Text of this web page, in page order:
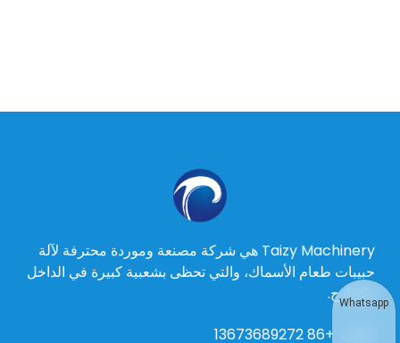
Taizy Machinery هي شركة مصنعة وموردة محترفة لآلة
حبيبات طعام الأسماك، والتي تحظى بشعبية كبيرة في الداخل
والخارج.
+86 13673689272
Whatsapp